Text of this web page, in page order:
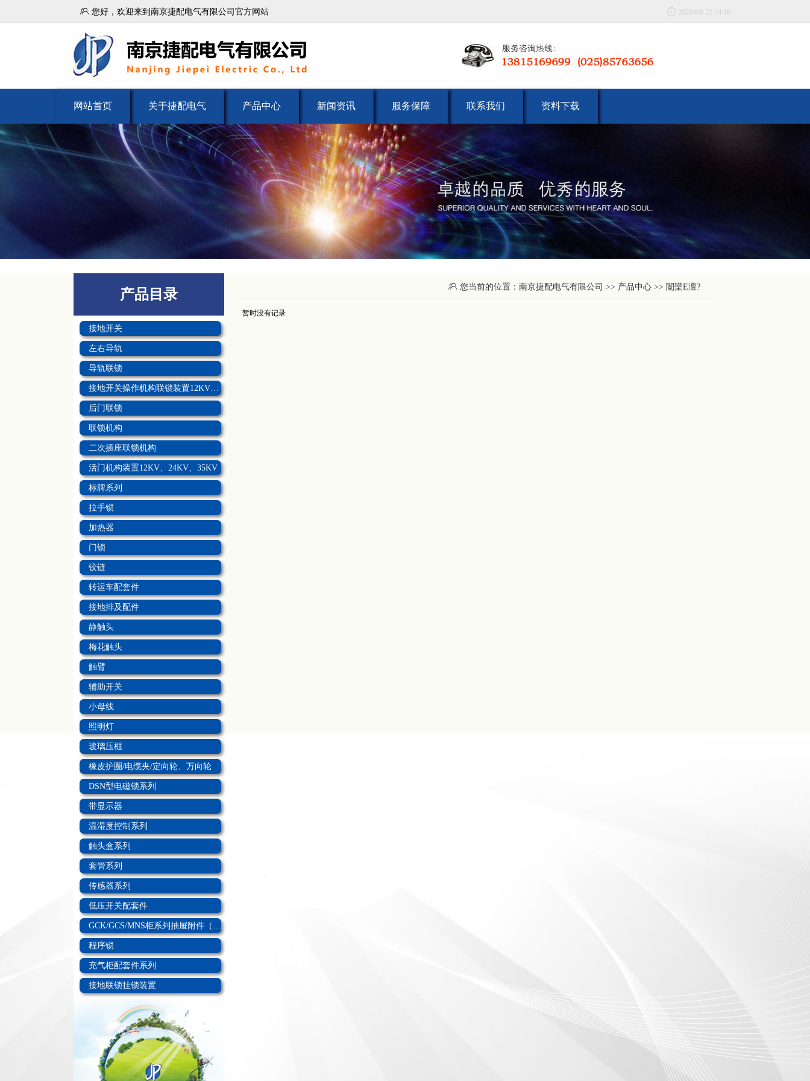
 您好，欢迎来到南京捷配电气有限公司官方网站  2026/8/6 22:54:10
网站首页 关于捷配电气 产品中心 新闻资讯 服务保障 联系我们 资料下载
产品目录
接地开关
左右导轨
导轨联锁
接地开关操作机构联锁装置12KV、24KV、35KV
后门联锁
联锁机构
二次插座联锁机构
活门机构装置12KV、24KV、35KV
标牌系列
拉手锁
加热器
门锁
铰链
转运车配套件
接地排及配件
静触头
梅花触头
触臂
辅助开关
小母线
照明灯
玻璃压框
橡皮护圈/电缆夹/定向轮、万向轮
DSN型电磁锁系列
带显示器
温湿度控制系列
触头盒系列
套管系列
传感器系列
低压开关配套件
GCK/GCS/MNS柜系列抽屉附件（改进型）
程序锁
充气柜配套件系列
接地联锁挂锁装置
 您当前的位置：南京捷配电气有限公司 >> 产品中心 >> 闈欒Е澶?
暂时没有记录